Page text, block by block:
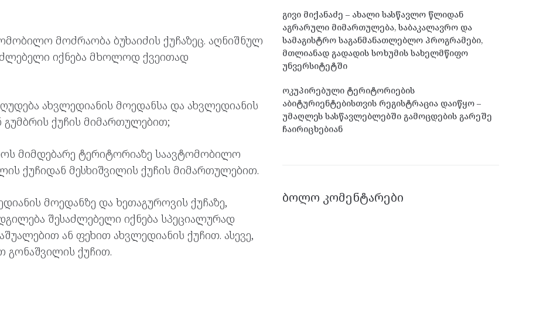
მოძრაობა ბუხაიძის ქუჩაზეც. აღნიშნულ
იქნება მხოლოდ ქვეითად
ახვლედიანის მოედანსა და ახვლედიანის
გუმბრის ქუჩის მიმართულებით;
მიმდებარე ტერიტორიაზე საავტომობილო
ქუჩიდან მესხიშვილის ქუჩის მიმართულებით.
მოედანზე და ხეთაგუროვის ქუჩაზე,
შესაძლებელი იქნება სპეციალურად
ან ფეხით ახვლედიანის ქუჩით. ასევე,
გონაშვილის ქუჩით.
გივი მიქანაძე – ახალი სასწავლო წლიდან
აგრარული მიმართულება, საბაკალავრო და
სამაგისტრო საგანმანათლებლო პროგრამები,
მთლიანად გადადის სოხუმის სახელმწიფო
უნვერსიტეტში
ოკუპირებული ტერიტორიების
აბიტურიენტებისთვის რეგისტრაცია დაიწყო –
უმაღლეს სასწავლებლებში გამოცდების გარეშე
ჩაირიცხებიან
ᲑᲝᲚᲝ ᲙᲝᲛᲔᲜᲢᲐᲠᲔᲑᲘ